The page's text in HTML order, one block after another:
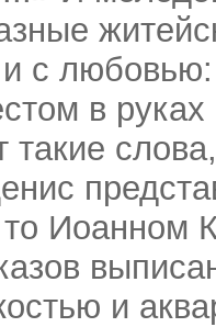
с
в
такие
Иоанном
и